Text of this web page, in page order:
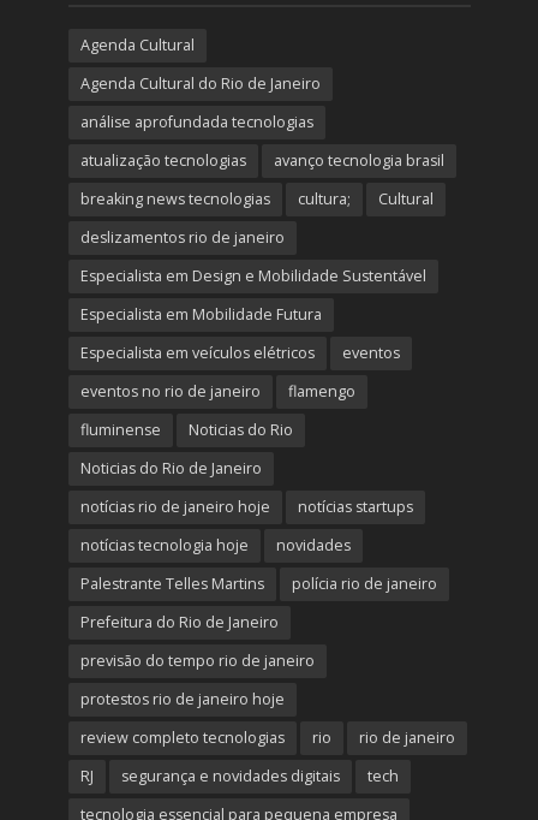
Agenda Cultural
Agenda Cultural do Rio de Janeiro
análise aprofundada tecnologias
atualização tecnologias
avanço tecnologia brasil
breaking news tecnologias
cultura;
Cultural
deslizamentos rio de janeiro
Especialista em Design e Mobilidade Sustentável
Especialista em Mobilidade Futura
Especialista em veículos elétricos
eventos
eventos no rio de janeiro
flamengo
fluminense
Noticias do Rio
Noticias do Rio de Janeiro
notícias rio de janeiro hoje
notícias startups
notícias tecnologia hoje
novidades
Palestrante Telles Martins
polícia rio de janeiro
Prefeitura do Rio de Janeiro
previsão do tempo rio de janeiro
protestos rio de janeiro hoje
review completo tecnologias
rio
rio de janeiro
RJ
segurança e novidades digitais
tech
tecnologia essencial para pequena empresa